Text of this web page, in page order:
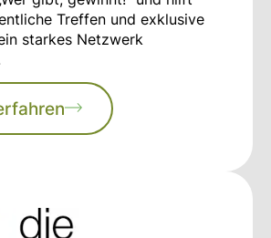
Treffen und exklusive
starkes Netzwerk